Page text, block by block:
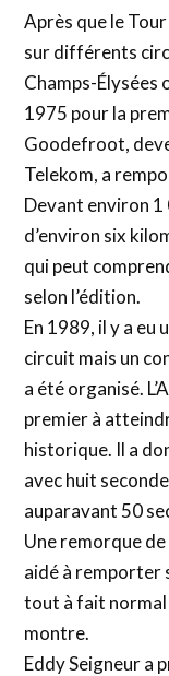
Après que le
sur différents
Champs-Élysées
1975 pour la
Goodefroot,
Telekom, a
Devant environ
d’environ six
qui peut
selon l’édition.
En 1989, il y a eu
circuit mais un
a été organisé.
premier à
historique. Il a
avec huit
auparavant 50
Une remorque
aidé à remporter
tout à fait normal
montre.
Eddy Seigneur a